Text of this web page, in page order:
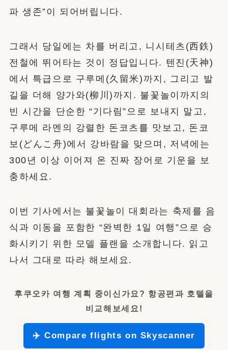
파 생존”이 되어버립니다.
그래서 당일에는 차를 버리고, 니시테츠(西鉄)
전철에 뛰어타는 것이 정답입니다. 텐진(天神)
에서 특급으로 구루메(久留米)까지, 그리고 발
길을 더해 양가와(柳川)까지. 불꽃놀이까지의
빈 시간을 단순한 “기다림”으로 보내지 말고,
구루메 라멘의 강렬한 돈코츠를 맛보고, 돈코
보(どんこ舟)에서 강바람을 맞으며, 저녁에는
300년 이상 이어져 온 진짜 장어로 기운을 보
충하세요.
이번 기사에서는 불꽃놀이 대회라는 축제를 음
식과 이동을 포함한 “완벽한 1일 여행”으로 승
화시키기 위한 모델 플랜을 소개합니다. 읽고
나서 그대로 따라 해보세요.
후쿠오카 여행 계획 중이신가요? 항공편과 호텔을
비교해보세요!
✈️ Compare flights on Skyscanner